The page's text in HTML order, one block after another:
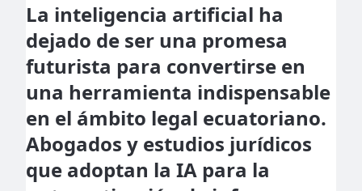
La inteligencia artificial ha
dejado de ser una promesa
futurista para convertirse en
una herramienta indispensable
en el ámbito legal ecuatoriano.
Abogados y estudios jurídicos
que adoptan la IA para la